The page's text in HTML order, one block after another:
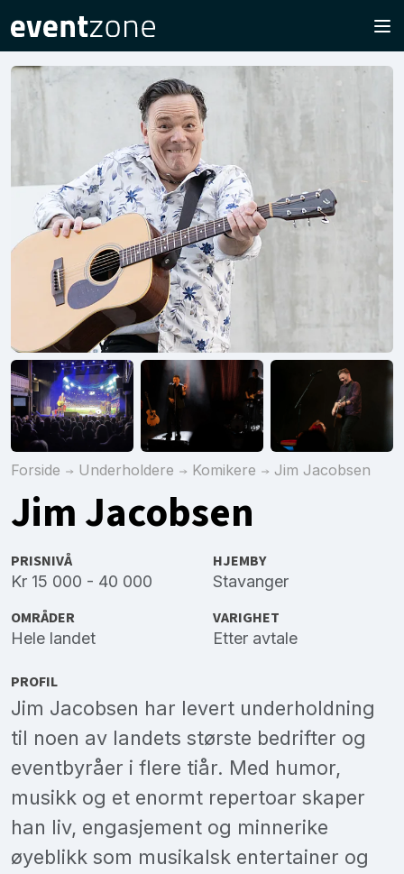
Forside Underholdere Komikere Jim Jacobsen
Jim Jacobsen
PRISNIVÅ
Kr 15 000 - 40 000
HJEMBY
Stavanger
OMRÅDER
Hele landet
VARIGHET
Etter avtale
PROFIL
Jim Jacobsen har levert underholdning
til noen av landets største bedrifter og
eventbyråer i flere tiår. Med humor,
musikk og et enormt repertoar skaper
han liv, engasjement og minnerike
øyeblikk som musikalsk entertainer og